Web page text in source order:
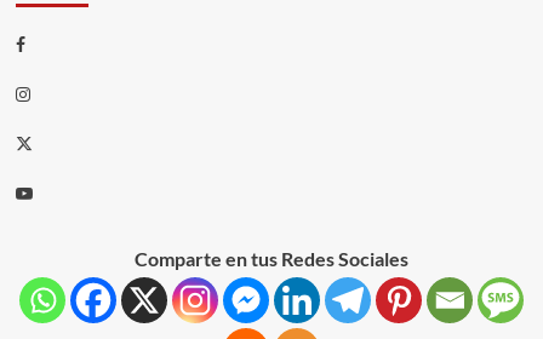
Comparte en tus Redes Sociales